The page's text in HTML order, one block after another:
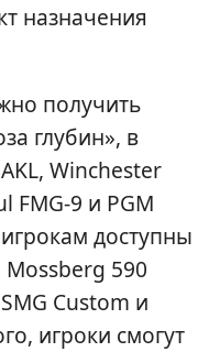
назначения
получить
глубин», в
Winchester
FMG-9 и PGM
доступны
Mossberg 590
Custom и
игроки смогут